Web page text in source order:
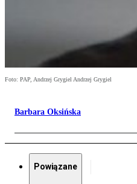
Foto: PAP, Andrzej Grygiel Andrzej Grygiel
Barbara Oksińska
Powiązane